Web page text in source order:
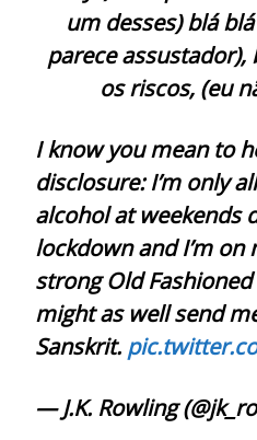
um desses) blá
parece assustador),
os riscos, (eu
I know you mean to
disclosure: I’m only
alcohol at weekends
lockdown and I’m
strong Old
might as well send
Sanskrit.
— J.K. Rowling